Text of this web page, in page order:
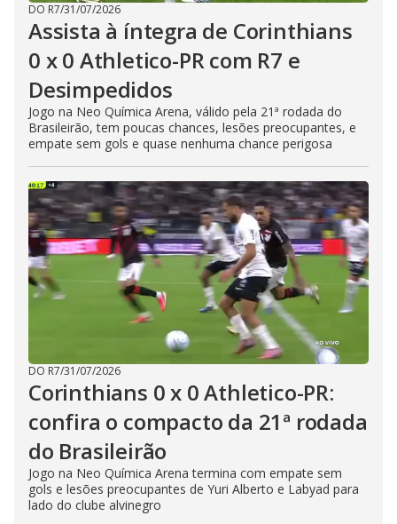
DO R7/31/07/2026
Assista à íntegra de Corinthians
0 x 0 Athletico-PR com R7 e
Desimpedidos
Jogo na Neo Química Arena, válido pela 21ª rodada do
Brasileirão, tem poucas chances, lesões preocupantes, e
empate sem gols e quase nenhuma chance perigosa
DO R7/31/07/2026
Corinthians 0 x 0 Athletico-PR:
confira o compacto da 21ª rodada
do Brasileirão
Jogo na Neo Química Arena termina com empate sem
gols e lesões preocupantes de Yuri Alberto e Labyad para
lado do clube alvinegro